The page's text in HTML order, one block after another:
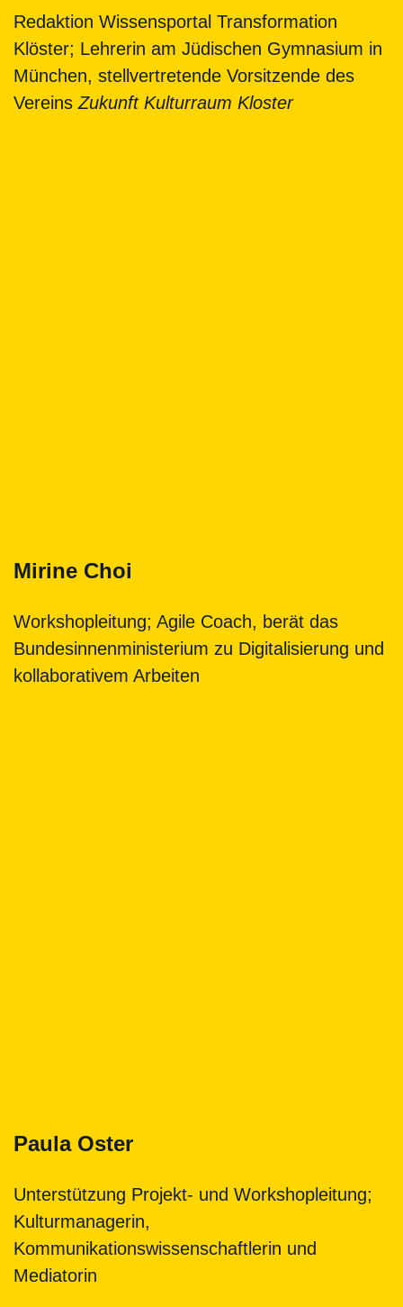
Redaktion Wissensportal Transformation
Klöster; Lehrerin am Jüdischen Gymnasium in
München, stellvertretende Vorsitzende des
Vereins Zukunft Kulturraum Kloster
Mirine Choi
Workshopleitung; Agile Coach, berät das
Bundesinnenministerium zu Digitalisierung und
kollaborativem Arbeiten
Paula Oster
Unterstützung Projekt- und Workshopleitung;
Kulturmanagerin,
Kommunikationswissenschaftlerin und
Mediatorin